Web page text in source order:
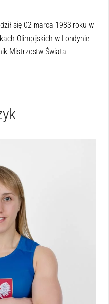
się 02 marca 1983 roku w
Olimpijskich w Londynie
Mistrzostw Świata